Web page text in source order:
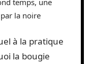
temps, une
la noire
à la pratique
la bougie